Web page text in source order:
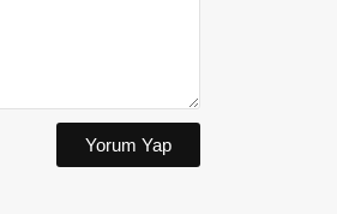
Yorum Yap